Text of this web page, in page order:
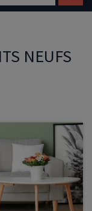
NEUFS